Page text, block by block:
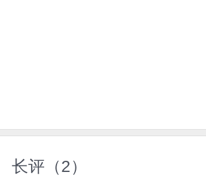
长评（2）